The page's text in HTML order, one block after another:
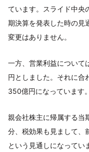
ています。スライド中央
期決算を発表した時の見
変更はありません。
一方、営業利益につい
円としました。それに合
350億円になっています。
親会社株主に帰属する当
分、税効果も見まして
という見通しになってい